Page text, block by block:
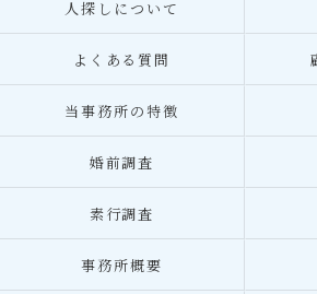
人探しについて
よくある質問
当事務所の特徴
婚前調査
素行調査
事務所概要